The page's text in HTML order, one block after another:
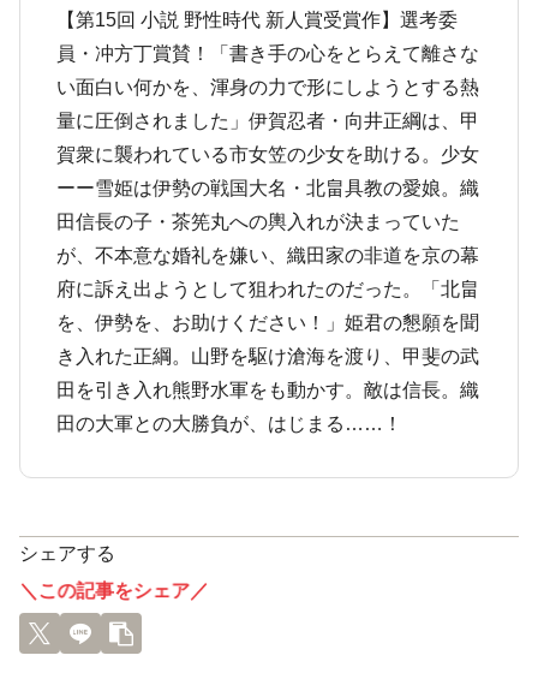
【第15回 小説 野性時代 新人賞受賞作】選考委
員・冲方丁賞賛！「書き手の心をとらえて離さな
い面白い何かを、渾身の力で形にしようとする熱
量に圧倒されました」伊賀忍者・向井正綱は、甲
賀衆に襲われている市女笠の少女を助ける。少女
ーー雪姫は伊勢の戦国大名・北畠具教の愛娘。織
田信長の子・茶筅丸への輿入れが決まっていた
が、不本意な婚礼を嫌い、織田家の非道を京の幕
府に訴え出ようとして狙われたのだった。「北畠
を、伊勢を、お助けください！」姫君の懇願を聞
き入れた正綱。山野を駆け滄海を渡り、甲斐の武
田を引き入れ熊野水軍をも動かす。敵は信長。織
田の大軍との大勝負が、はじまる……！
シェアする
＼この記事をシェア／